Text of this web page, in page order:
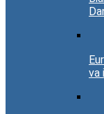
va